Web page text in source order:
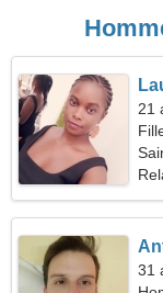
21
31